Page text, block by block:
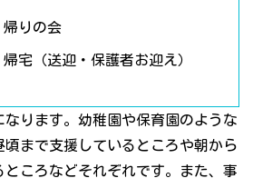
帰りの会
帰宅（送迎・保護者お迎え）
ります。幼稚園や保育園のような
まで支援しているところや朝から
ころなどそれぞれです。また、事